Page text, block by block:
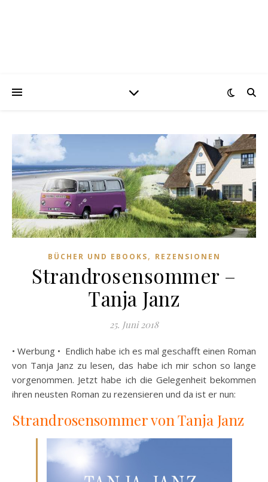
BÜCHER UND EBOOKS, REZENSIONEN
Strandrosensommer –
Tanja Janz
25. Juni 2018
• Werbung • Endlich habe ich es mal geschafft einen Roman
von Tanja Janz zu lesen, das habe ich mir schon so lange
vorgenommen. Jetzt habe ich die Gelegenheit bekommen
ihren neusten Roman zu rezensieren und da ist er nun:
Strandrosensommer von Tanja Janz